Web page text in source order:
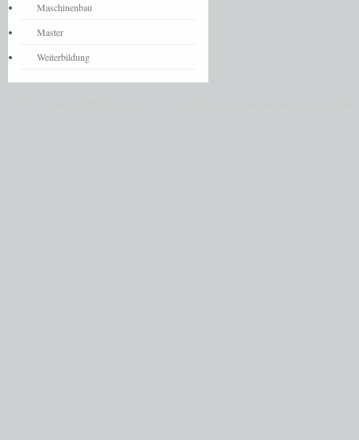
Maschinenbau
Master
Weiterbildung